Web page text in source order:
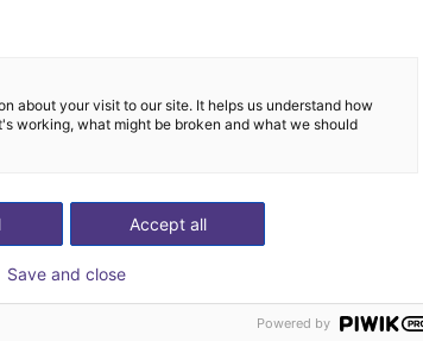
s
about your visit to our site. It helps us understand how
working, what might be broken and what we should
Accept all
Save and close
Powered by